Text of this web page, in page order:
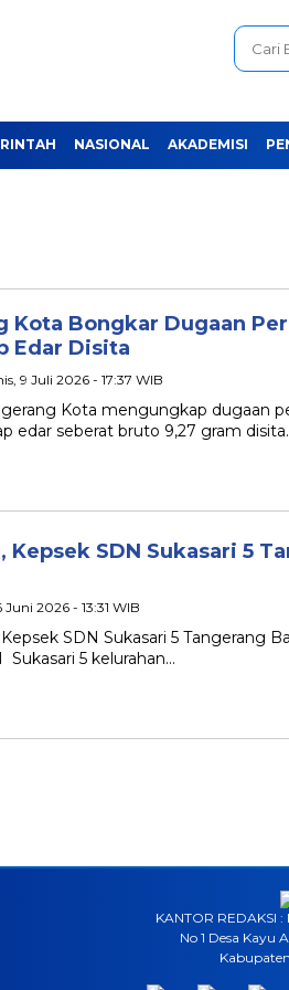
NASIONAL AKADEMISI
Kota Bongkar Dugaan
Edar Disita
9 Juli 2026 - 17:37 WIB
Kota mengungkap dugaan
edar seberat bruto 9,27 gram
Kepsek SDN Sukasari 5
2026 - 13:31 WIB
SDN Sukasari 5 Tangerang
Sukasari 5 kelurahan…
KANTOR REDAKSI
No 1 Desa Kayu